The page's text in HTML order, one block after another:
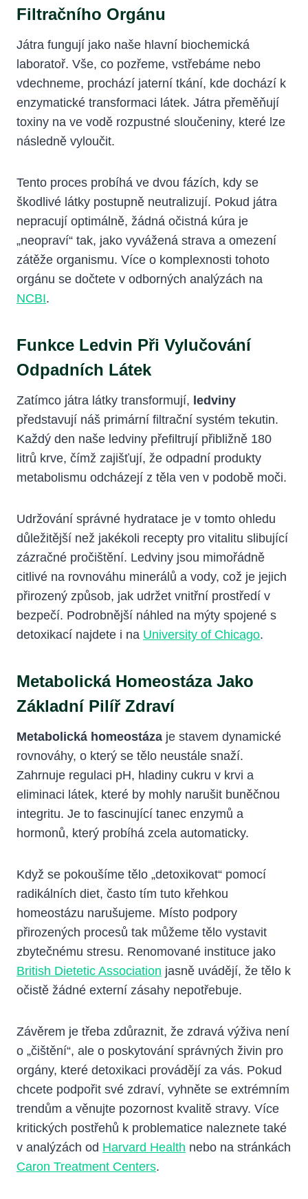
Filtračního Orgánu
Játra fungují jako naše hlavní biochemická
laboratoř. Vše, co pozřeme, vstřebáme nebo
vdechneme, prochází jaterní tkání, kde dochází k
enzymatické transformaci látek. Játra přeměňují
toxiny na ve vodě rozpustné sloučeniny, které lze
následně vyloučit.
Tento proces probíhá ve dvou fázích, kdy se
škodlivé látky postupně neutralizují. Pokud játra
nepracují optimálně, žádná očistná kúra je
„neopraví“ tak, jako vyvážená strava a omezení
zátěže organismu. Více o komplexnosti tohoto
orgánu se dočtete v odborných analýzách na
NCBI.
Funkce Ledvin Při Vylučování
Odpadních Látek
Zatímco játra látky transformují, ledviny
představují náš primární filtrační systém tekutin.
Každý den naše ledviny přefiltrují přibližně 180
litrů krve, čímž zajišťují, že odpadní produkty
metabolismu odcházejí z těla ven v podobě moči.
Udržování správné hydratace je v tomto ohledu
důležitější než jakékoli recepty pro vitalitu slibující
zázračné pročištění. Ledviny jsou mimořádně
citlivé na rovnováhu minerálů a vody, což je jejich
přirozený způsob, jak udržet vnitřní prostředí v
bezpečí. Podrobnější náhled na mýty spojené s
detoxikací najdete i na University of Chicago.
Metabolická Homeostáza Jako
Základní Pilíř Zdraví
Metabolická homeostáza je stavem dynamické
rovnováhy, o který se tělo neustále snaží.
Zahrnuje regulaci pH, hladiny cukru v krvi a
eliminaci látek, které by mohly narušit buněčnou
integritu. Je to fascinující tanec enzymů a
hormonů, který probíhá zcela automaticky.
Když se pokoušíme tělo „detoxikovat“ pomocí
radikálních diet, často tím tuto křehkou
homeostázu narušujeme. Místo podpory
přirozených procesů tak můžeme tělo vystavit
zbytečnému stresu. Renomované instituce jako
British Dietetic Association jasně uvádějí, že tělo k
očistě žádné externí zásahy nepotřebuje.
Závěrem je třeba zdůraznit, že zdravá výživa není
o „čištění“, ale o poskytování správných živin pro
orgány, které detoxikaci provádějí za vás. Pokud
chcete podpořit své zdraví, vyhněte se extrémním
trendům a věnujte pozornost kvalitě stravy. Více
kritických postřehů k problematice naleznete také
v analýzách od Harvard Health nebo na stránkách
Caron Treatment Centers.